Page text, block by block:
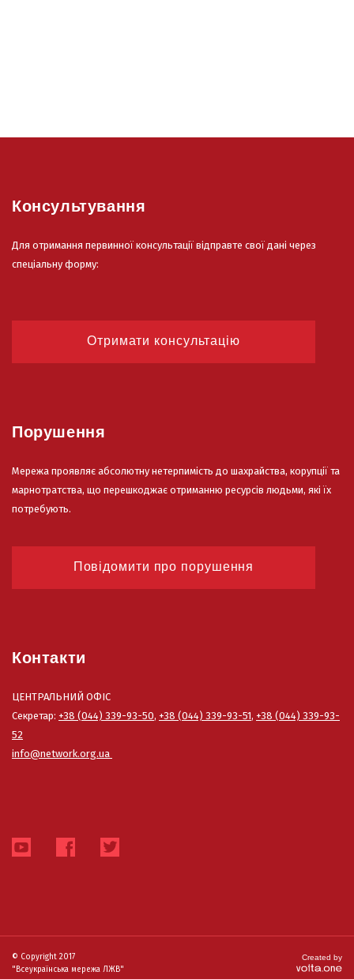
Консультування
Для отримання первинної консультації відправте свої дані через
спеціальну форму:
Отримати консультацію
Порушення
Мережа проявляє абсолютну нетерпимість до шахрайства, корупції та
марнотратства, що перешкоджає отриманню ресурсів людьми, які їх
потребують.
Повідомити про порушення
Контакти
ЦЕНТРАЛЬНИЙ ОФІС
Секретар: +38 (044) 339-93-50, +38 (044) 339-93-51, +38 (044) 339-93-
52
info@network.org.ua
© Copyright 2017
"Всеукраїнська мережа ЛЖВ"
Created by